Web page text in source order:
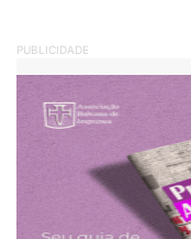
PUBLICIDADE